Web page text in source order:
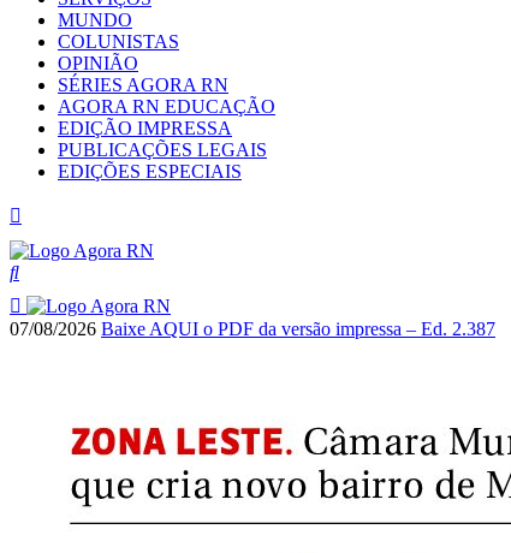
MUNDO
COLUNISTAS
OPINIÃO
SÉRIES AGORA RN
AGORA RN EDUCAÇÃO
EDIÇÃO IMPRESSA
PUBLICAÇÕES LEGAIS
EDIÇÕES ESPECIAIS
07/08/2026 Baixe AQUI o PDF da versão impressa – Ed. 2.387